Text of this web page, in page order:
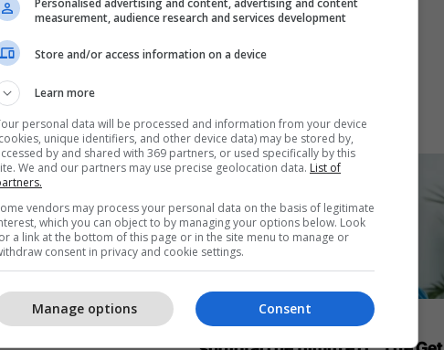
dhe shumë më
Russell Crowe në rolin e një
measurement, audience research and services development
Store and/or access information on a device
Learn more
personal data will be processed and information from your device
unique identifiers, and other device data) may be stored by,
by and shared with 369 partners, or used specifically by this
We and our partners may use precise geolocation data. List of
vendors may process your personal data on the basis of legitimate
which you can object to by managing your options below. Look
a link at the bottom of this page or in the site menu to manage or
consent in privacy and cookie settings.
Consent
Manage options